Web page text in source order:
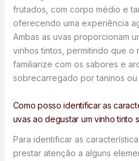
frutados, com corpo médio e
oferecendo uma experiência
Ambas as uvas proporcionam
vinhos tintos, permitindo que o
familiarize com os sabores e
sobrecarregado por taninos ou
Como posso identificar as
uvas ao degustar um vinho tinto
Para identificar as
prestar atenção a alguns